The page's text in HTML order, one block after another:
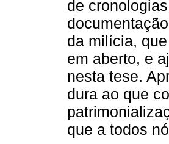
de
da milícia,
em aberto, e
nesta tese.
dura ao que
que a todos